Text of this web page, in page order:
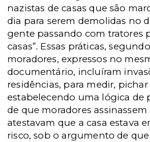
nazistas de casas que são
dia para serem demolidas no
gente passando com tratores
casas”. Essas práticas,
moradores, expressos no
documentário, incluíram
residências, para medir,
estabelecendo uma lógica de
de que moradores
atestavam que a casa estava
risco, sob o argumento de